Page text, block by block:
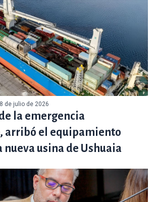
de julio de 2026
la emergencia
arribó el equipamiento
nueva usina de Ushuaia